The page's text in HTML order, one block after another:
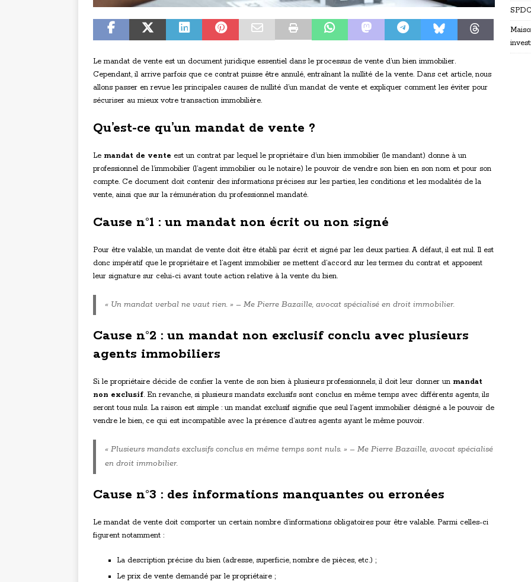
Le mandat de vente est un document juridique essentiel dans le processus de vente d’un bien immobilier.
Cependant, il arrive parfois que ce contrat puisse être annulé, entraînant la nullité de la vente. Dans cet article, nous
allons passer en revue les principales causes de nullité d’un mandat de vente et expliquer comment les éviter pour
sécuriser au mieux votre transaction immobilière.
Qu’est-ce qu’un mandat de vente ?
Le mandat de vente est un contrat par lequel le propriétaire d’un bien immobilier (le mandant) donne à un
professionnel de l’immobilier (l’agent immobilier ou le notaire) le pouvoir de vendre son bien en son nom et pour son
compte. Ce document doit contenir des informations précises sur les parties, les conditions et les modalités de la
vente, ainsi que sur la rémunération du professionnel mandaté.
Cause n°1 : un mandat non écrit ou non signé
Pour être valable, un mandat de vente doit être établi par écrit et signé par les deux parties. A défaut, il est nul. Il est
donc impératif que le propriétaire et l’agent immobilier se mettent d’accord sur les termes du contrat et apposent
leur signature sur celui-ci avant toute action relative à la vente du bien.
« Un mandat verbal ne vaut rien. » – Me Pierre Bazaille, avocat spécialisé en droit immobilier.
Cause n°2 : un mandat non exclusif conclu avec plusieurs
agents immobiliers
Si le propriétaire décide de confier la vente de son bien à plusieurs professionnels, il doit leur donner un mandat
non exclusif. En revanche, si plusieurs mandats exclusifs sont conclus en même temps avec différents agents, ils
seront tous nuls. La raison est simple : un mandat exclusif signifie que seul l’agent immobilier désigné a le pouvoir de
vendre le bien, ce qui est incompatible avec la présence d’autres agents ayant le même pouvoir.
« Plusieurs mandats exclusifs conclus en même temps sont nuls. » – Me Pierre Bazaille, avocat spécialisé
en droit immobilier.
Cause n°3 : des informations manquantes ou erronées
Le mandat de vente doit comporter un certain nombre d’informations obligatoires pour être valable. Parmi celles-ci
figurent notamment :
La description précise du bien (adresse, superficie, nombre de pièces, etc.) ;
Le prix de vente demandé par le propriétaire ;